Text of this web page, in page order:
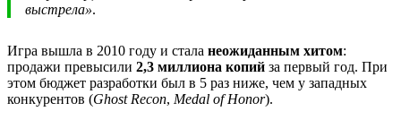
выстрела».
Игра вышла в 2010 году и стала неожиданным хитом:
продажи превысили 2,3 миллиона копий за первый год. При
этом бюджет разработки был в 5 раз ниже, чем у западных
конкурентов (Ghost Recon, Medal of Honor).